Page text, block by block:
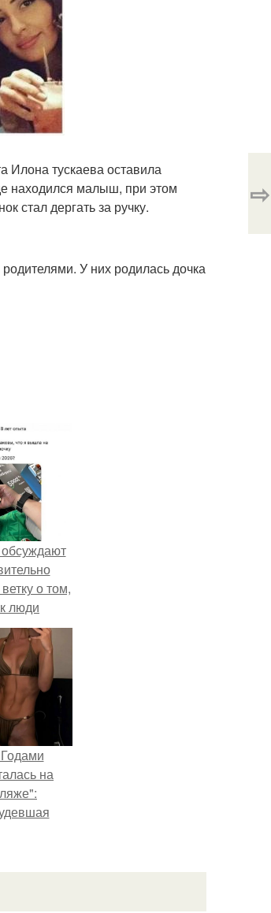
Илона тускаева оставила
находился малыш, при этом
стал дергать за ручку.
У них родилась дочка
⇨
о том,
люди
к
реалиям.
на